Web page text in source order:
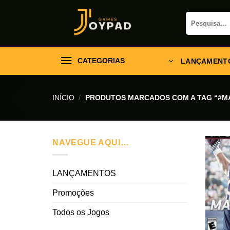
Pesquisar
por:
CATEGORIAS
INÍCIO / PRODUTOS MARCADOS COM A TAG
NAVEGUE AQUI…
LANÇAMENTOS
Promoções
Todos os Jogos